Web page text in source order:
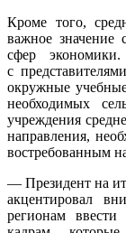
Кроме того,
важное значение
сфер
с
окружные
необходимых
учреждения
направления,
востребованным
— Президент на
акцентировал
регионам